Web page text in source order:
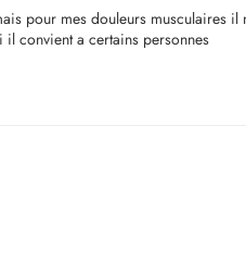
pour mes douleurs musculaires il
convient a certains personnes